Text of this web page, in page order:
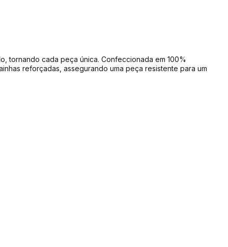
tornando cada peça única. Confeccionada em 100%
reforçadas, assegurando uma peça resistente para um